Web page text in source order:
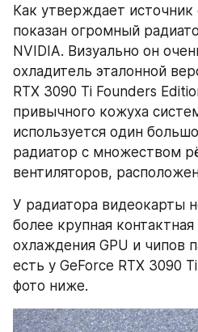
Как утверждает источник
показан огромный
NVIDIA. Визуально он
охладитель эталонной
RTX 3090 Ti Founders
привычного кожуха
используется один
радиатор с множеством
вентиляторов,
У радиатора видеокарты
более крупная
охлаждения GPU и чипов
есть у GeForce RTX 3090
фото ниже.